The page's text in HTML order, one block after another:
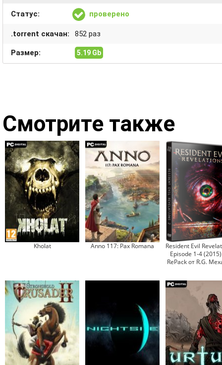
Статус: проверено
.torrent скачан: 852 раз
Размер: 5.19 Gb
Смотрите также
Kholat Anno 117: Pax Romana
Resident Evil
Episode 1-4
RePack от R.G.